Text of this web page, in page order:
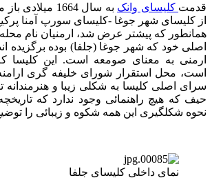
قدمت کلیسای وانک
به سال 1664
از کلیسای شهر جوغا -کلیسای سورپ آمنا
همانطور که پیشتر عرض شد، ارمنیان نام محله
اصلی خود که شهر جوغا (جلفا) بوده برگزیده
ارمنی به معنای صومعه است. این کلیسا
است، محل استقرار شورای خلیفه گری
سرای اصلی کلیسا به شکلی زیبا و
حیف که هیچ راهنمائی وجود ندارد که
نحوه شکلگیری این همه شکوه و زیبائی را
نمای داخلی کلیسای جلفا